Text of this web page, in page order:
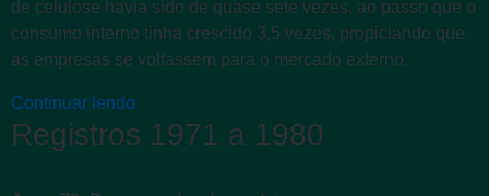
de celulose havia sido de quase sete vezes, ao passo que o
consumo interno tinha crescido 3,5 vezes, propiciando que
as empresas se voltassem para o mercado externo.
Continuar lendo
Registros 1971 a 1980